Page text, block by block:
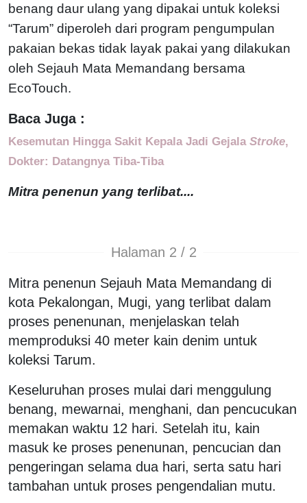
benang daur ulang yang dipakai untuk koleksi
“Tarum” diperoleh dari program pengumpulan
pakaian bekas tidak layak pakai yang dilakukan
oleh Sejauh Mata Memandang bersama
EcoTouch.
Baca Juga :
Kesemutan Hingga Sakit Kepala Jadi Gejala Stroke,
Dokter: Datangnya Tiba-Tiba
Mitra penenun yang terlibat....
Halaman 2 / 2
Mitra penenun Sejauh Mata Memandang di
kota Pekalongan, Mugi, yang terlibat dalam
proses penenunan, menjelaskan telah
memproduksi 40 meter kain denim untuk
koleksi Tarum.
Keseluruhan proses mulai dari menggulung
benang, mewarnai, menghani, dan pencucukan
memakan waktu 12 hari. Setelah itu, kain
masuk ke proses penenunan, pencucian dan
pengeringan selama dua hari, serta satu hari
tambahan untuk proses pengendalian mutu.